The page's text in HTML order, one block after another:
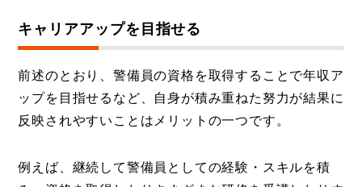
キャリアアップを目指せる
前述のとおり、警備員の資格を取得することで年収ア
ップを目指せるなど、自身が積み重ねた努力が結果に
反映されやすいことはメリットの一つです。
例えば、継続して警備員としての経験・スキルを積